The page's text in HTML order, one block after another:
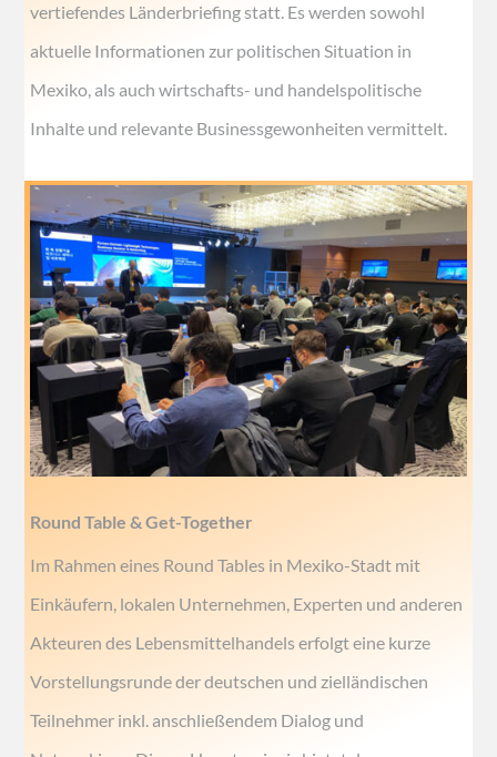
vertiefendes Länderbriefing statt. Es werden sowohl
aktuelle Informationen zur politischen Situation in
Mexiko, als auch wirtschafts- und handelspolitische
Inhalte und relevante Businessgewonheiten vermittelt.
Round Table & Get-Together
Im Rahmen eines Round Tables in Mexiko-Stadt mit
Einkäufern, lokalen Unternehmen, Experten und anderen
Akteuren des Lebensmittelhandels erfolgt eine kurze
Vorstellungsrunde der deutschen und zielländischen
Teilnehmer inkl. anschließendem Dialog und